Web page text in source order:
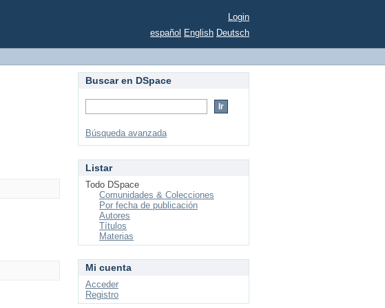
Login
español English Deutsch
Buscar en DSpace
Búsqueda avanzada
Listar
Todo DSpace
Comunidades & Colecciones
Por fecha de publicación
Autores
Títulos
Materias
Mi cuenta
Acceder
Registro